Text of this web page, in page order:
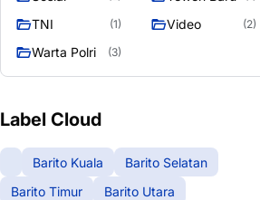
Seasen 2
TNI (1) Video (2)
Warta Polri (3)
Label Cloud
Barito Kuala
Barito Selatan
Barito Timur
Barito Utara